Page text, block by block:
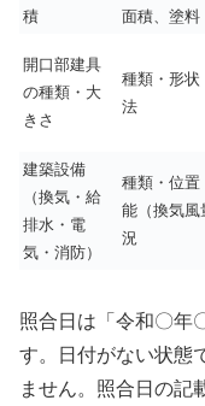
積
面積、塗料
開口部建具
の種類・大
きさ
種類・形状
法
建築設備
（換気・給
排水・電
気・消防）
種類・位置
能（換気風
況
照合日は「令和〇年
す。日付がない状態
ません。照合日の記